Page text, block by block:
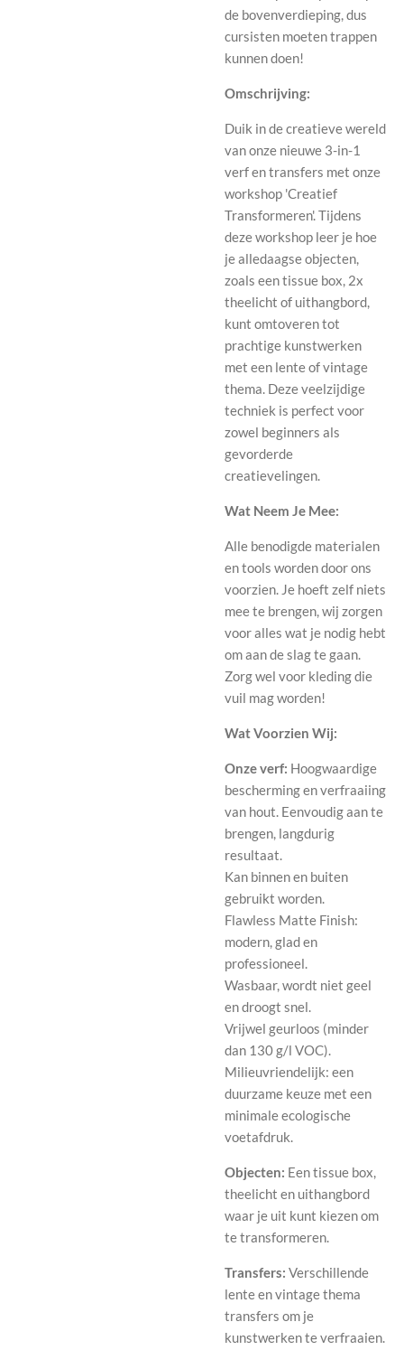
de bovenverdieping, dus
cursisten moeten trappen
kunnen doen!
Omschrijving:
Duik in de creatieve wereld
van onze nieuwe 3-in-1
verf en transfers met onze
workshop 'Creatief
Transformeren'. Tijdens
deze workshop leer je hoe
je alledaagse objecten,
zoals een tissue box, 2x
theelicht of uithangbord,
kunt omtoveren tot
prachtige kunstwerken
met een lente of vintage
thema. Deze veelzijdige
techniek is perfect voor
zowel beginners als
gevorderde
creatievelingen.
Wat Neem Je Mee:
Alle benodigde materialen
en tools worden door ons
voorzien. Je hoeft zelf niets
mee te brengen, wij zorgen
voor alles wat je nodig hebt
om aan de slag te gaan.
Zorg wel voor kleding die
vuil mag worden!
Wat Voorzien Wij:
Onze verf: Hoogwaardige
bescherming en verfraaiing
van hout. Eenvoudig aan te
brengen, langdurig
resultaat.
Kan binnen en buiten
gebruikt worden.
Flawless Matte Finish:
modern, glad en
professioneel.
Wasbaar, wordt niet geel
en droogt snel.
Vrijwel geurloos (minder
dan 130 g/l VOC).
Milieuvriendelijk: een
duurzame keuze met een
minimale ecologische
voetafdruk.
Objecten: Een tissue box,
theelicht en uithangbord
waar je uit kunt kiezen om
te transformeren.
Transfers: Verschillende
lente en vintage thema
transfers om je
kunstwerken te verfraaien.